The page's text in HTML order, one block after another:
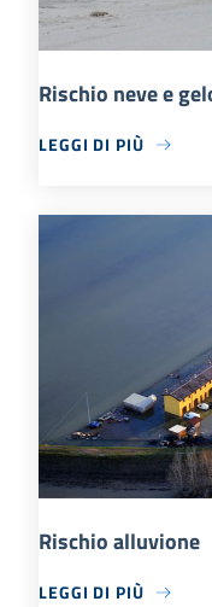
Rischio neve e
LEGGI DI PIÙ
Rischio alluvione
LEGGI DI PIÙ